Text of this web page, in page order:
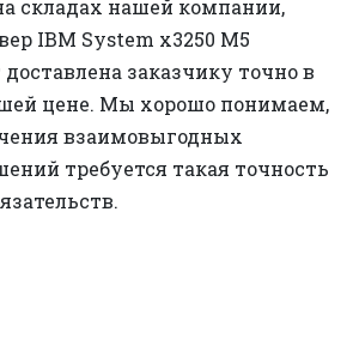
складах нашей компании,
IBM System x3250 M5
доставлена заказчику точно в
цене. Мы хорошо понимаем,
взаимовыгодных
требуется такая точность